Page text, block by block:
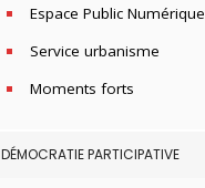
Espace Public Numérique
Service urbanisme
Moments forts
DÉMOCRATIE PARTICIPATIVE